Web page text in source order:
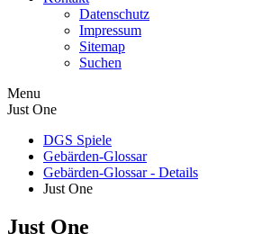
Datenschutz
Impressum
Sitemap
Suchen
Menu
Just One
DGS Spiele
Gebärden-Glossar
Gebärden-Glossar - Details
Just One
Just One